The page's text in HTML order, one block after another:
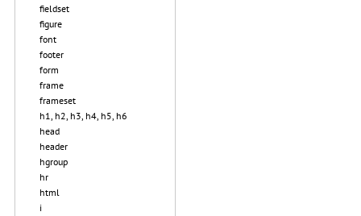
fieldset
figure
font
footer
form
frame
frameset
h1, h2, h3, h4, h5, h6
head
header
hgroup
hr
html
i